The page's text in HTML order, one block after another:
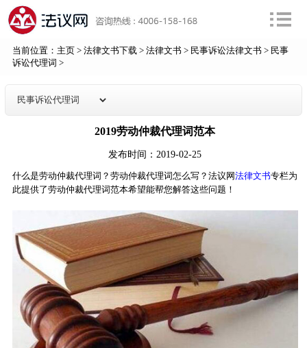
当前位置： 主页> 法律文书下载> 法律文书 > 民事诉讼法律文书 > 民事
诉讼代理词 >
2019劳动仲裁代理词范本
发布时间：2019-02-25
什么是劳动仲裁代理词？劳动仲裁代理词怎么写？法议网法律文书专栏为
此提供了劳动仲裁代理词范本希望能帮您解答这些问题！